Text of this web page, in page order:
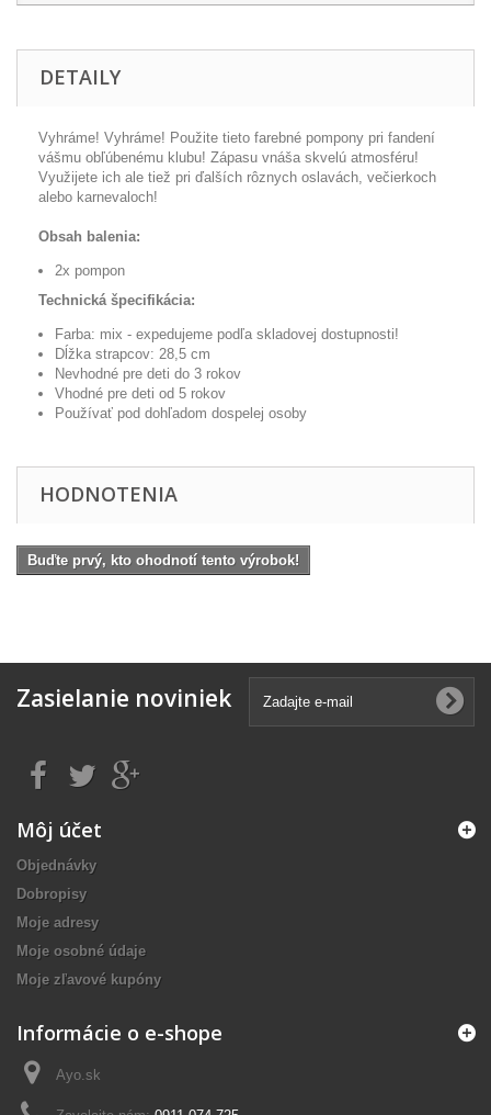
DETAILY
Vyhráme! Vyhráme! Použite tieto farebné pompony pri fandení
vášmu obľúbenému klubu! Zápasu vnáša skvelú atmosféru!
Využijete ich ale tiež pri ďalších rôznych oslavách večierkoch
alebo karnevaloch!
Obsah balenia:
2x pompon
Technická špecifikácia:
Farba: mix - expedujeme podľa skladovej dostupnosti!
Dĺžka strapcov: 28,5 cm
Nevhodné pre deti do 3 rokov
Vhodné pre deti od 5 rokov
Používať pod dohľadom dospelej osoby
HODNOTENIA
Buďte prvý, kto ohodnotí tento výrobok!
Zasielanie noviniek
Môj účet
Objednávky
Dobropisy
Moje adresy
Moje osobné údaje
Moje zľavové kupóny
Informácie o e-shope
Ayo.sk